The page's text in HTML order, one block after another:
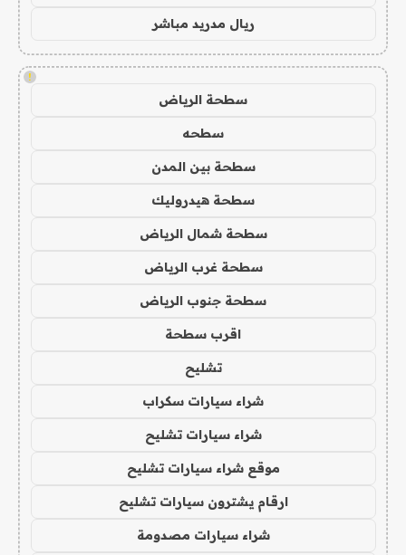
ريال مدريد مباشر
!
سطحة الرياض
سطحه
سطحة بين المدن
سطحة هيدروليك
سطحة شمال الرياض
سطحة غرب الرياض
سطحة جنوب الرياض
اقرب سطحة
تشليح
شراء سيارات سكراب
شراء سيارات تشليح
موقع شراء سيارات تشليح
ارقام يشترون سيارات تشليح
شراء سيارات مصدومة